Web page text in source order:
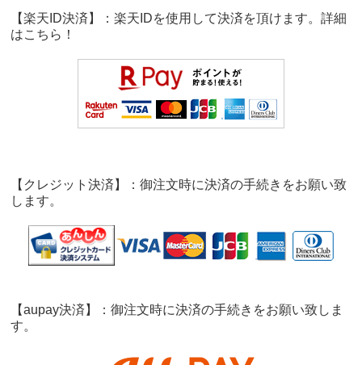
【楽天ID決済】：楽天IDを使用して決済を頂けます。詳細
はこちら！
【クレジット決済】：御注文時に決済の手続きをお願い致
します。
【aupay決済】：御注文時に決済の手続きをお願い致しま
す。